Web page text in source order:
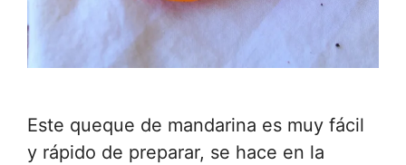
Este queque de mandarina es muy fácil
y rápido de preparar, se hace en la